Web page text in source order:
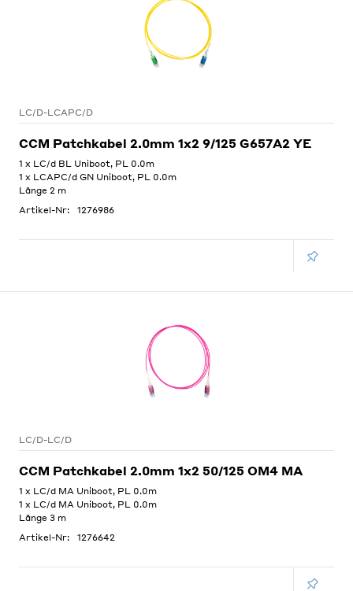
LC/D-LCAPC/D
CCM Patchkabel 2.0mm 1x2 9/125 G657A2 YE
1 x LC/d BL Uniboot, PL 0.0m
1 x LCAPC/d GN Uniboot, PL 0.0m
Länge 2 m
Artikel-Nr:
1276986
LC/D-LC/D
CCM Patchkabel 2.0mm 1x2 50/125 OM4 MA
1 x LC/d MA Uniboot, PL 0.0m
1 x LC/d MA Uniboot, PL 0.0m
Länge 3 m
Artikel-Nr:
1276642